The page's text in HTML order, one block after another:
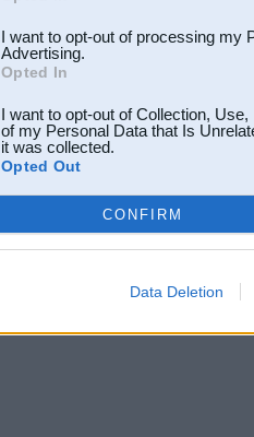
I want to opt-out of processing my
Advertising.
Opted In
I want to opt-out of Collection,
of my Personal Data that Is
it was collected.
Opted Out
CONFIRM
Data Deletion